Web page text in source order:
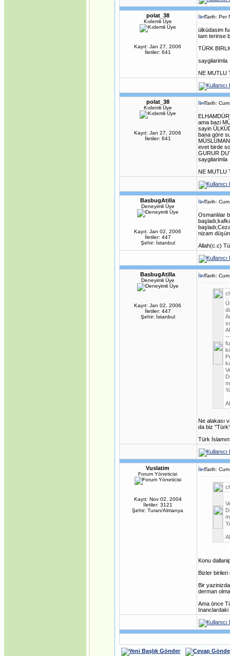
polat_38
Kıdemli Üye
Kayıt: Jan 27, 2006
İletiler: 641
Tarih: Per
ülküdasim
tam terinse
TÜRK
saygilarimla
NE MUTLU
polat_38
Kıdemli Üye
Kayıt: Jan 27, 2006
İletiler: 641
Tarih:
ama bazi
sayin
bana göre
evet birde
GURUR
saygilarimla
NE MUTLU
BasbugAtilla
Deneyimli Üye
Kayıt: Jan 02, 2006
İletiler: 447
Şehir: İstanbul
Tarih:
Osmanlılar
nizam
Allah(c.c)
BasbugAtilla
Deneyimli Üye
Kayıt: Jan 02, 2006
İletiler: 447
Şehir: İstanbul
Tarih:
Ne alakası
da biz
Türk İslamın
Vuslatim
Forum Yöneticisi
Kayıt: Nov 02, 2004
İletiler: 3121
Şehir: Turan/Almanya
Tarih:
Konu
Bizler
Bir
derman
Ama önce